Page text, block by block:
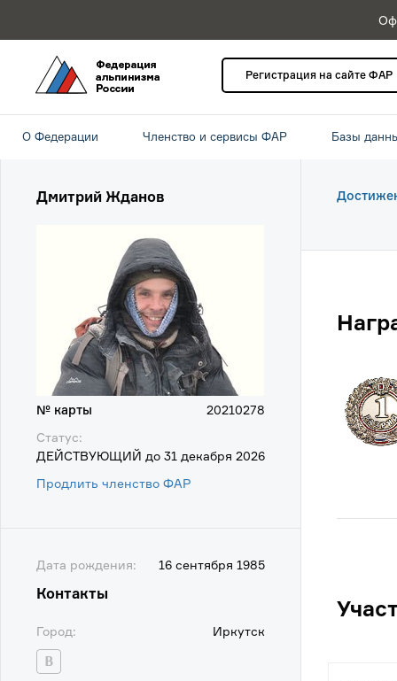
Регистрация на сайте ФАР
О Федерации Членство и сервисы ФАР Базы
Дмитрий Жданов
№ карты
20210278
Статус:
ДЕЙСТВУЮЩИЙ до 31 декабря 2026
Продлить членство ФАР
Дата рождения: 16 сентября 1985
Контакты
Город: Иркутск